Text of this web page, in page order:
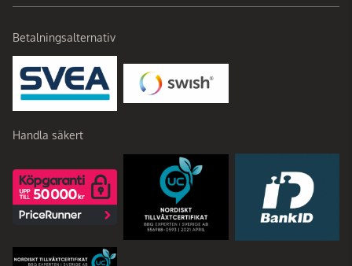
Betalningsalternativ
Handla säkert